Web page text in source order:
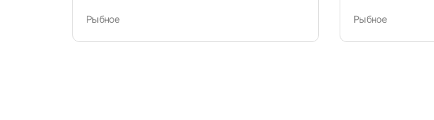
Рыбное Рыбное